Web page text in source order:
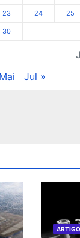
23 24 25
30
Jul »